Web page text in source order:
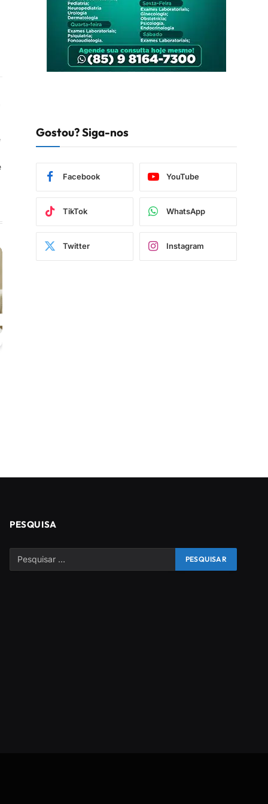
Gostou? Siga-nos
Facebook YouTube
TikTok WhatsApp
Twitter Instagram
PESQUISA